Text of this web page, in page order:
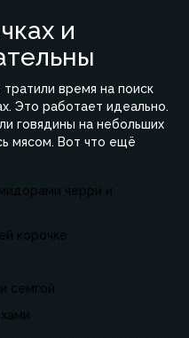
и
время на поиск
Это работает идеально.
говядины на небольших
мясом. Вот что ещё
черри и
корочке
семгой